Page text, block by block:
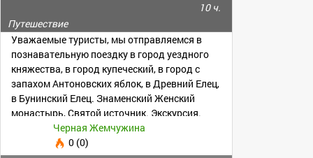
10 ч.
Путешествие
Уважаемые туристы, мы отправляемся в
познавательную поездку в город уездного
княжества, в город купеческий, в город с
запахом Антоновских яблок, в Древний Елец,
в Бунинский Елец. Знаменский Женский
монастырь, Святой источник. Экскурсия.
+79204011026Черная Жемчужина
0 (0)